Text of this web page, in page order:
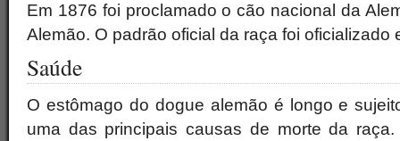
Em 1876 foi proclamado o cão nacional da
Alemão. O padrão oficial da raça foi oficializado
Saúde
O estômago do dogue alemão é longo e
uma das principais causas de morte da